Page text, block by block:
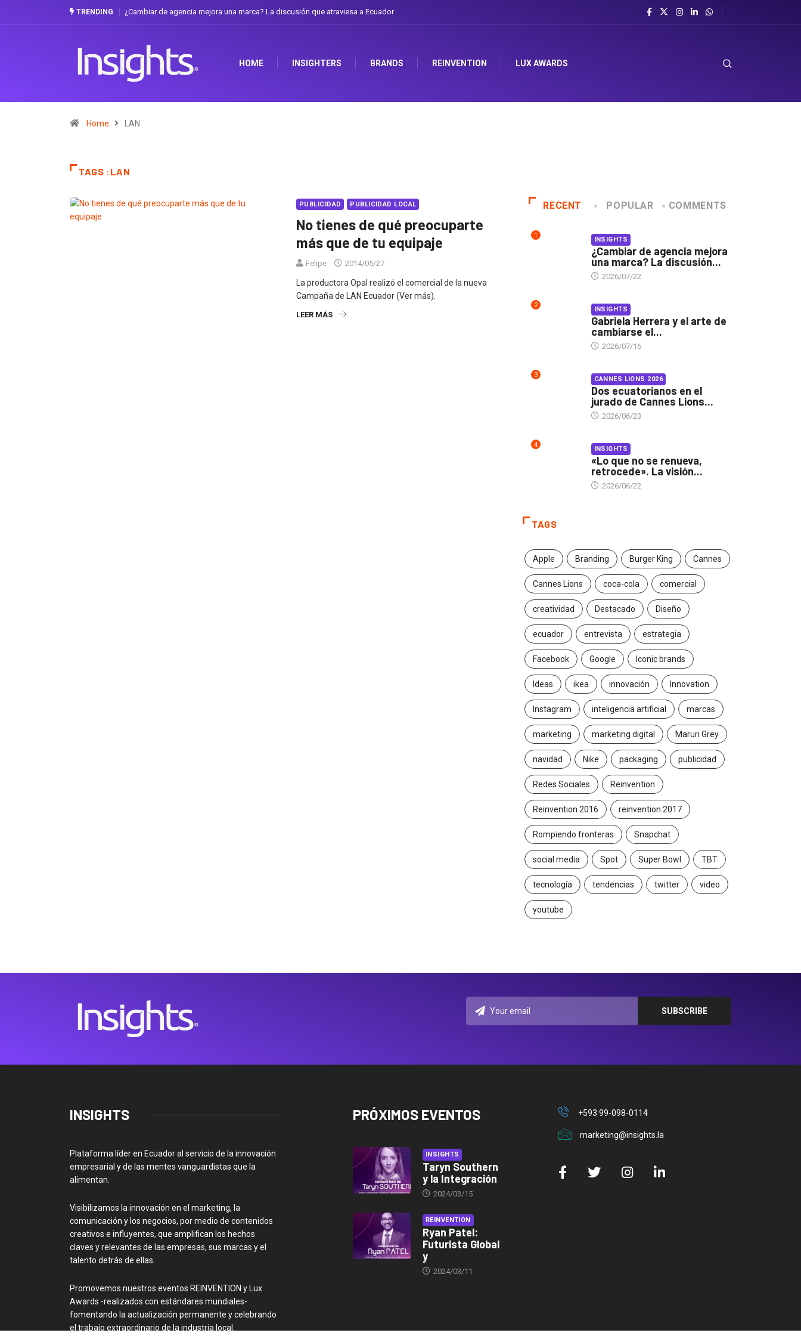
TRENDING ¿Cambiar de agencia mejora una marca? La discusión que atraviesa a Ecuador
HOME INSIGHTERS BRANDS REINVENTION LUX AWARDS
Home LAN
TAGS :LAN
PUBLICIDAD PUBLICIDAD LOCAL
No tienes de qué preocuparte
más que de tu equipaje
Felipe 2014/05/27
La productora Opal realizó el comercial de la nueva
Campaña de LAN Ecuador (Ver más).
LEER MÁS
RECENT POPULAR COMMENTS
1 INSIGHTS
¿Cambiar de agencia mejora
una marca? La discusión...
2026/07/22
2 INSIGHTS
Gabriela Herrera y el arte de
cambiarse el...
2026/07/16
3 CANNES LIONS 2026
Dos ecuatorianos en el
jurado de Cannes Lions...
2026/06/23
4 INSIGHTS
«Lo que no se renueva,
retrocede». La visión...
2026/06/22
TAGS
Apple Branding Burger King Cannes
Cannes Lions coca-cola comercial
creatividad Destacado Diseño
ecuador entrevista estrategia
Facebook Google Iconic brands
Ideas ikea innovación Innovation
Instagram inteligencia artificial marcas
marketing marketing digital Maruri Grey
navidad Nike packaging publicidad
Redes Sociales Reinvention
Reinvention 2016 reinvention 2017
Rompiendo fronteras Snapchat
social media Spot Super Bowl TBT
tecnología tendencias twitter video
youtube
INSIGHTS
Plataforma líder en Ecuador al servicio de la innovación
empresarial y de las mentes vanguardistas que la
alimentan.
Visibilizamos la innovación en el marketing, la
comunicación y los negocios, por medio de contenidos
creativos e influyentes, que amplifican los hechos
claves y relevantes de las empresas, sus marcas y el
talento detrás de ellas.
Promovemos nuestros eventos REINVENTION y Lux
Awards -realizados con estándares mundiales-
fomentando la actualización permanente y celebrando
el trabajo extraordinario de la industria local.
PRÓXIMOS EVENTOS
INSIGHTS
Taryn Southern
y la Integración
2024/03/15
REINVENTION
Ryan Patel:
Futurista Global
y
2024/03/11
+593 99-098-0114
marketing@insights.la